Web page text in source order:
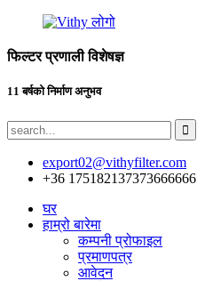
फिल्टर प्रणाली विशेषज्ञ
11 बर्षको निर्माण अनुभव
export02@vithyfilter.com
+36 175182137373666666
घर
हाम्रो बारेमा
कम्पनी प्रोफाइल
प्रमाणपत्र
आवेदन